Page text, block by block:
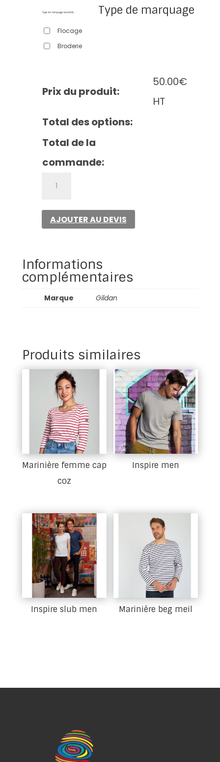
Type de marquage
Flocage
Broderie
Prix du produit:
50.00€
HT
Total des options:
Total de la
commande:
adult
AJOUTER AU DEVIS
Informations
complémentaires
Marque Gildan
Produits similaires
Marinière femme cap
coz
Inspire men
Inspire slub men Marinière beg meil